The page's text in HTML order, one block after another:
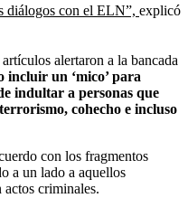
diálogos con el ELN”, explicó
alertaron a la bancada
incluir un ‘mico’ para
indultar a personas que
cohecho e incluso
con los fragmentos
a un lado a aquellos
criminales.